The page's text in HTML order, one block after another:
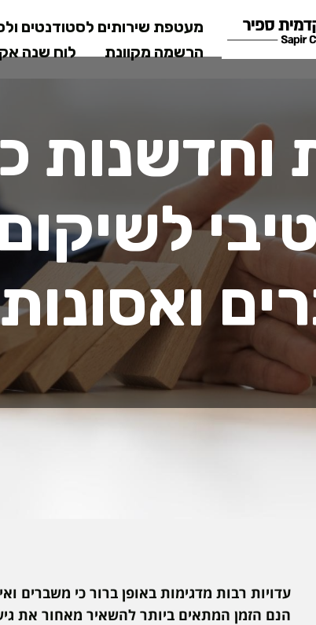
מעטפת שירותים לסטודנטים
הרשמה מקוונת
לוח שנה
וחדשנות
עדויות רבות מדגימות באופן ברור כי משברים
הנם הזמן המתאים ביותר להשאיר מאחור את